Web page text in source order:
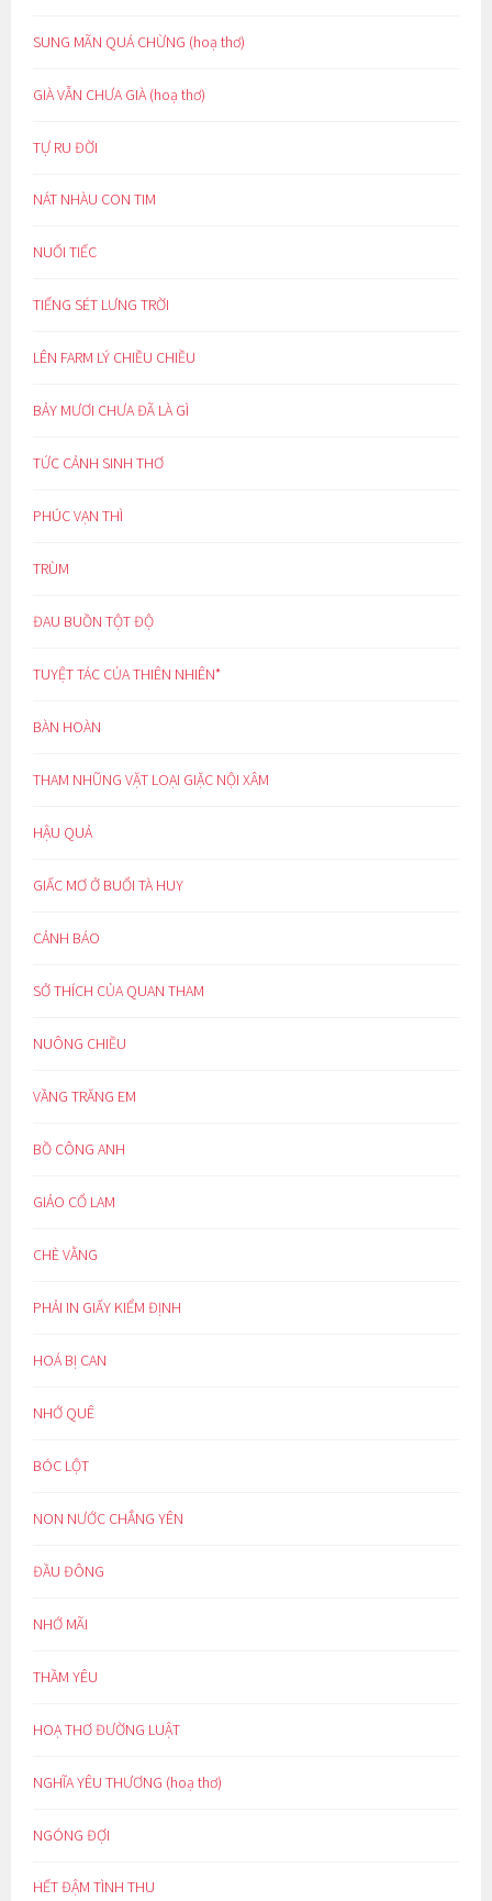
SUNG MÃN QUÁ CHỪNG (hoạ thơ)
GIÀ VẪN CHƯA GIÀ (hoạ thơ)
TỰ RU ĐỜI
NÁT NHÀU CON TIM
NUỐI TIẾC
TIẾNG SÉT LƯNG TRỜI
LÊN FARM LÝ CHIỀU CHIỀU
BẢY MƯƠI CHƯA ĐÃ LÀ GÌ
TỨC CẢNH SINH THƠ
PHÚC VẠN THÌ
TRÙM
ĐAU BUỒN TỘT ĐỘ
TUYỆT TÁC CỦA THIÊN NHIÊN*
BÀN HOÀN
THAM NHŨNG VẶT LOẠI GIẶC NỘI XÂM
HẬU QUẢ
GIẤC MƠ Ở BUỔI TÀ HUY
CẢNH BÁO
SỞ THÍCH CỦA QUAN THAM
NUÔNG CHIỀU
VẦNG TRĂNG EM
BỒ CÔNG ANH
GIẢO CỔ LAM
CHÈ VẰNG
PHẢI IN GIẤY KIỂM ĐỊNH
HOÁ BỊ CAN
NHỚ QUÊ
BÓC LỘT
NON NƯỚC CHẲNG YÊN
ĐẦU ĐÔNG
NHỚ MÃI
THẦM YÊU
HOẠ THƠ ĐƯỜNG LUẬT
NGHĨA YÊU THƯƠNG (hoạ thơ)
NGÓNG ĐỢI
HẾT ĐẬM TÌNH THU